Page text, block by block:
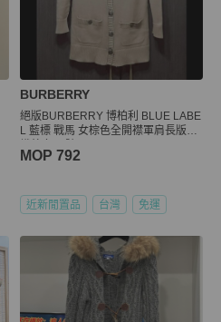
BURBERRY
絕版BURBERRY 博柏利 BLUE LABE
L 藍標 戰馬 女棕色全開襟軍肩長版針
MOP 792
近新閒置品 台灣 免運